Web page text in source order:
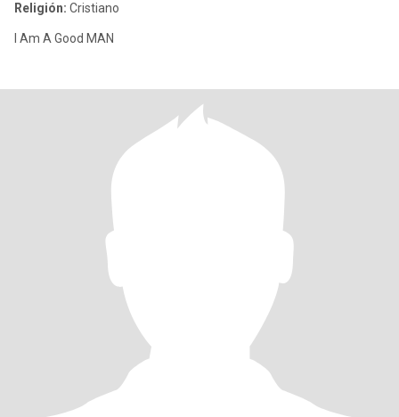
Religión: Cristiano
I Am A Good MAN